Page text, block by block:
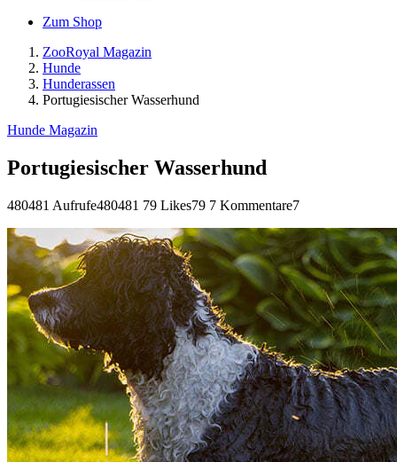
Zum Shop
ZooRoyal Magazin
Hunde
Hunderassen
Portugiesischer Wasserhund
Hunde Magazin
Portugiesischer Wasserhund
480481 Aufrufe480481 79 Likes79 7 Kommentare7